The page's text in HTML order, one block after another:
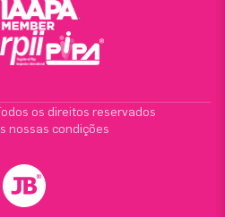
os direitos reservados
nossas condições